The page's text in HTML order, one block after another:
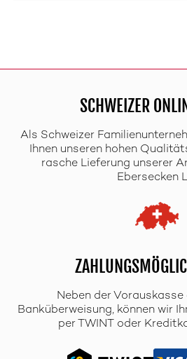
SCHWEIZER
Als Schweizer
Ihnen unseren hohen
rasche Lieferung unserer
Ebersecken
Neben der
Banküberweisung, können wir
per TWINT oder